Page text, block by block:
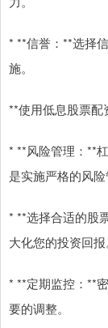
* **信誉：**选择
施。
**使用低息股票配
* **风险管理：**
是实施严格的风险
* **选择合适的股
大化您的投资回报
* **定期监控：**
要的调整。